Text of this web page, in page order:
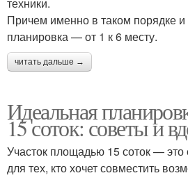
Причем именно в таком порядке и
планировка — от 1 к 6 месту.
читать дальше →
Идеальная
15 соток: советы и
Участок площадью 15 соток —
для тех, кто хочет совместить